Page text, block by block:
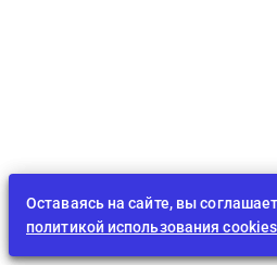
Оставаясь на сайте, вы
политикой использования cookies